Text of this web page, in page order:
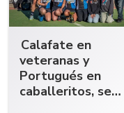
Calafate en
veteranas y
Portugués en
caballeritos, se